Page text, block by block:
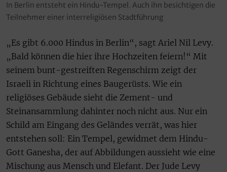
In Berlin entsteht ein Hindu-Tempel. Auch ihn besichtigen die
Teilnehmer einer interreligiösen Stadtführung
„Es gibt 6.000 Hindus in Berlin“, sagt Ariel Nil Levy.
„Bald können die hier ihre Hochzeiten feiern!“ Mit
seinem bunt-gestreiften Regenschirm zeigt der
Israeli in Richtung eines Baugerüsts. Wie ein
religiöses Gebäude sieht die Zement- und
Steinansammlung dahinter noch nicht aus. Nur ein
Schild am Eingang des Geländes verrät, was hier
entstehen soll: Ein Tempel, gewidmet dem Hindu-
Gott Ganesha, der auf Abbildungen aussieht wie eine
Mischung aus Mensch und Elefant. Der Jude Levy